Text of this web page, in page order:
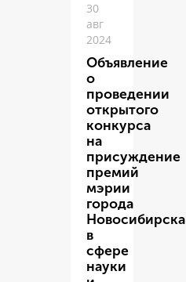
30
авг
2024
Объявление
о
проведении
открытого
конкурса
на
присуждение
премий
мэрии
города
Новосибирска
в
сфере
науки